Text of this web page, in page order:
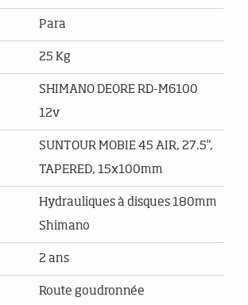
Para
25 Kg
SHIMANO DEORE RD-M6100
12v
SUNTOUR MOBIE 45 AIR, 27.5",
TAPERED, 15x100mm
Hydrauliques à disques 180mm
Shimano
2 ans
Route goudronnée